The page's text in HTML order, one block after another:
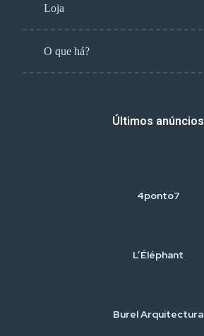
Loja
O que há?
Últimos anúncios
4ponto7
L’Éléphant
Burel Arquitectura